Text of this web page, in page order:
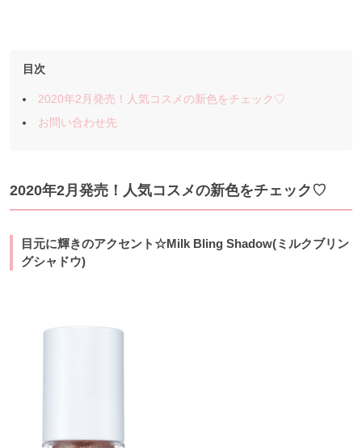
目次
2020年2月発売！人気コスメの新色をチェック♡
お問い合わせ先
2020年2月発売！人気コスメの新色をチェック♡
目元に輝きのアクセント☆Milk Bling Shadow(ミルクブリン
グシャドウ)